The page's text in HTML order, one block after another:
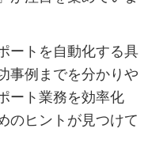
ートを自動化する具
事例までを分かりや
ート業務を効率化
のヒントが見つけて